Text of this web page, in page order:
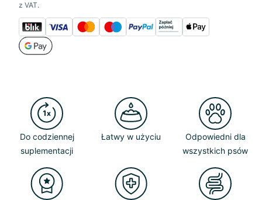
z VAT.
Do codziennej
suplementacji
Łatwy w użyciu
Odpowiedni dla
wszystkich psów